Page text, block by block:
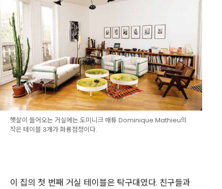
햇살이 들어오는 거실에는 도미니크 매튜 Dominique Mathieu의
작은 테이블 3개가 화룡점정이다.
이 집의 첫 번째 거실 테이블은 탁구대였다. 친구들과